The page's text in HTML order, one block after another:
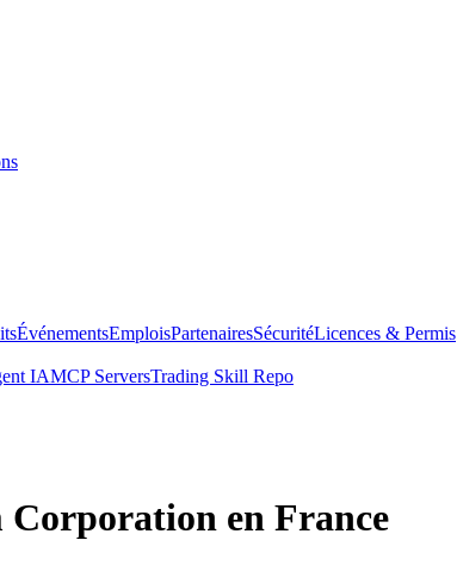
ÉvénementsEmploisPartenairesSécuritéLicences & Permis
IAMCP ServersTrading Skill Repo
en France